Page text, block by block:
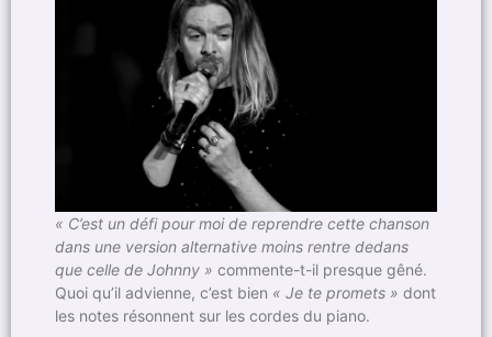
« C’est un défi pour moi de reprendre cette chanson
dans une version alternative moins rentre dedans
que celle de Johnny » commente-t-il presque gêné.
Quoi qu’il advienne, c’est bien « Je te promets » dont
les notes résonnent sur les cordes du piano.